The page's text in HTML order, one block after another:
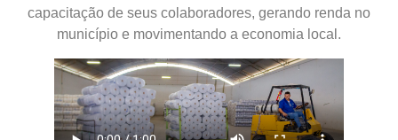
capacitação de seus colaboradores, gerando renda no
município e movimentando a economia local.